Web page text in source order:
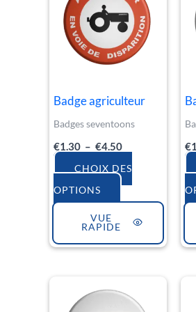
Badge agriculteur
Badges seventoons
€1.30 – €4.50
€1.30
à
€4.50
CHOIX DES
OPTIONS
a
plusieurs
variations.
options
peuvent
être
choisies
VUE
RAPIDE
€
de
prix :
produit